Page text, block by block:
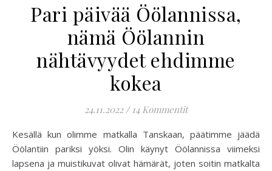
Pari päivää Öölannissa,
nämä Öölannin
nähtävyydet ehdimme
kokea
24.11.2022 / 14 Kommentit
Kesällä kun olimme matkalla Tanskaan, päätimme jäädä
Öölantiin pariksi yöksi. Olin käynyt Öölannissa viimeksi
lapsena ja muistikuvat olivat hämärät, joten soitin matkalta